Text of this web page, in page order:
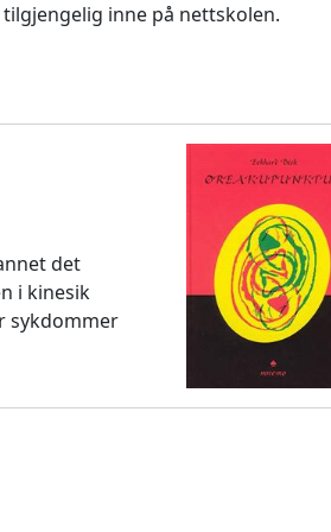
inne på nettskolen.
det
i kinesik
sykdommer